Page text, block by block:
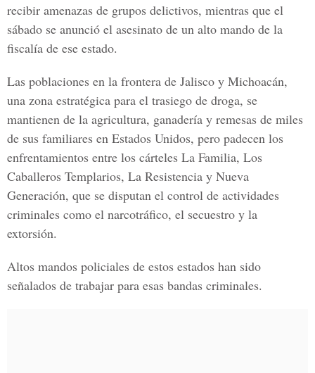
recibir amenazas de grupos delictivos, mientras que el
sábado se anunció el asesinato de un alto mando de la
fiscalía de ese estado.
Las poblaciones en la frontera de Jalisco y Michoacán,
una zona estratégica para el trasiego de droga, se
mantienen de la agricultura, ganadería y remesas de miles
de sus familiares en Estados Unidos, pero padecen los
enfrentamientos entre los cárteles La Familia, Los
Caballeros Templarios, La Resistencia y Nueva
Generación, que se disputan el control de actividades
criminales como el narcotráfico, el secuestro y la
extorsión.
Altos mandos policiales de estos estados han sido
señalados de trabajar para esas bandas criminales.